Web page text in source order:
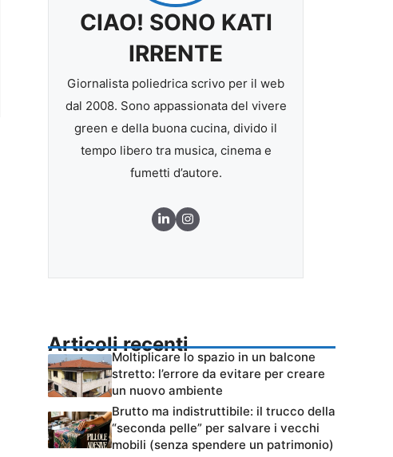
CIAO! SONO KATI
IRRENTE
Giornalista poliedrica scrivo per il web
dal 2008. Sono appassionata del vivere
green e della buona cucina, divido il
tempo libero tra musica, cinema e
fumetti d’autore.
Articoli recenti
Moltiplicare lo spazio in un balcone
stretto: l’errore da evitare per creare
un nuovo ambiente
Brutto ma indistruttibile: il trucco della
“seconda pelle” per salvare i vecchi
mobili (senza spendere un patrimonio)